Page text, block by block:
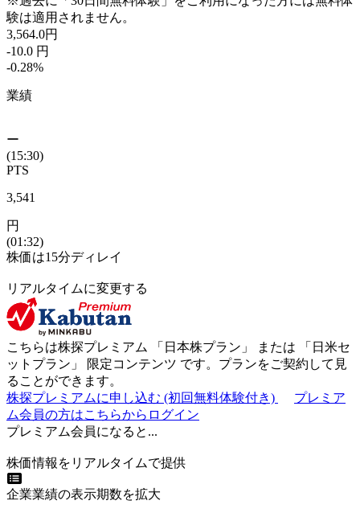
験は適用されません。
3,564.0円
-10.0 円
-0.28%
業績
ー
(15:30)
PTS
3,541
円
(01:32)
株価は15分ディレイ
リアルタイムに変更する
こちらは株探プレミアム 「 日本株プラン 」 または 「 日米セ
ットプラン 」 限定コンテンツ です。プランをご契約して見
ることができます。
株探プレミアムに申し込む (初回無料体験付き)
プレミア
ム会員の方はこちらからログイン
プレミアム会員になると...
株価情報をリアルタイムで提供
企業業績の表示期数を拡大